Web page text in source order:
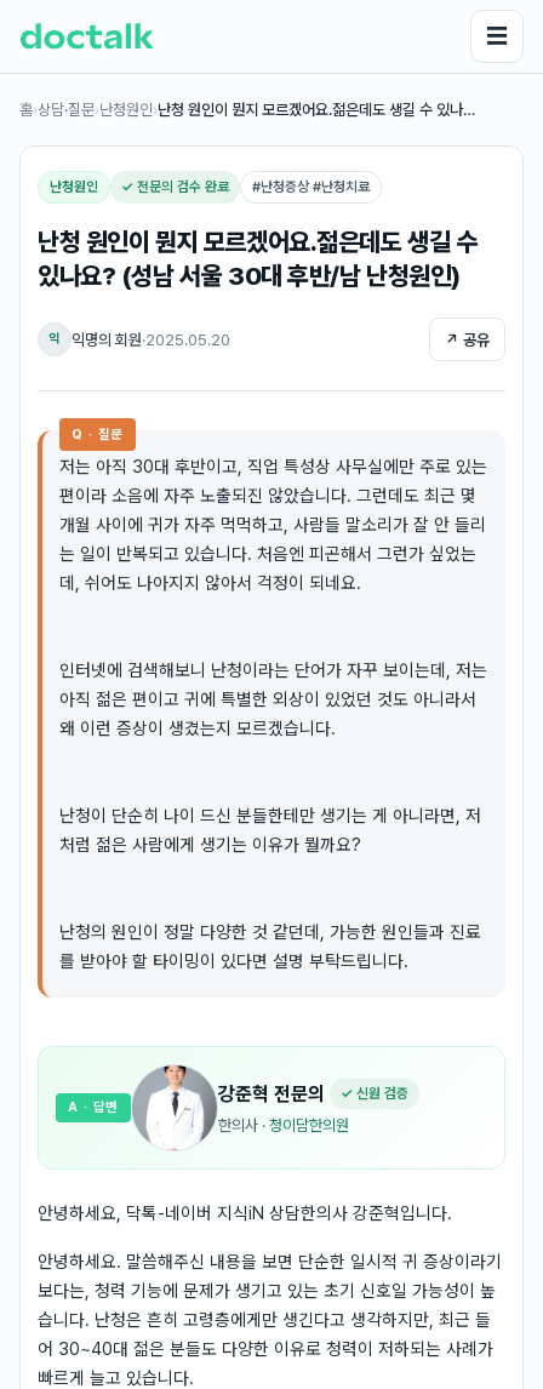
☰
홈›상담·질문›난청원인›난청 원인이 뭔지 모르겠어요.젊은데도 생길 수 있나…
난청원인 ✓ 전문의 검수 완료 #난청증상 #난청치료
난청 원인이 뭔지 모르겠어요.젊은데도 생길 수
있나요? (성남 서울 30대 후반/남 난청원인)
익 익명의 회원·2025.05.20 ↗ 공유
Q · 질문
저는 아직 30대 후반이고, 직업 특성상 사무실에만 주로 있는
편이라 소음에 자주 노출되진 않았습니다. 그런데도 최근 몇
개월 사이에 귀가 자주 먹먹하고, 사람들 말소리가 잘 안 들리
는 일이 반복되고 있습니다. 처음엔 피곤해서 그런가 싶었는
데, 쉬어도 나아지지 않아서 걱정이 되네요.
인터넷에 검색해보니 난청이라는 단어가 자꾸 보이는데, 저는
아직 젊은 편이고 귀에 특별한 외상이 있었던 것도 아니라서
왜 이런 증상이 생겼는지 모르겠습니다.
난청이 단순히 나이 드신 분들한테만 생기는 게 아니라면, 저
처럼 젊은 사람에게 생기는 이유가 뭘까요?
난청의 원인이 정말 다양한 것 같던데, 가능한 원인들과 진료
를 받아야 할 타이밍이 있다면 설명 부탁드립니다.
강준혁 전문의 ✓ 신원 검증
한의사 · 청이담한의원
A · 답변
안녕하세요, 닥톡-네이버 지식iN 상담한의사 강준혁입니다.
안녕하세요. 말씀해주신 내용을 보면 단순한 일시적 귀 증상이라기
보다는, 청력 기능에 문제가 생기고 있는 초기 신호일 가능성이 높
습니다. 난청은 흔히 고령층에게만 생긴다고 생각하지만, 최근 들
어 30~40대 젊은 분들도 다양한 이유로 청력이 저하되는 사례가
빠르게 늘고 있습니다.